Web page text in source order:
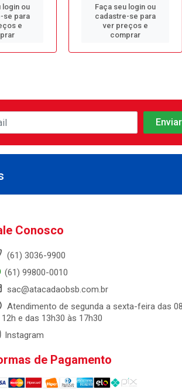
login ou
se para
e
Faça seu login ou
cadastre-se para
ver preços e
comprar
Conosco
(61) 3036-9900
(61) 99800-0010
sac@atacadaobsb.com.br
Atendimento de segunda a sexta-feira das
e das 13h30 às 17h30
Instagram
de Pagamento